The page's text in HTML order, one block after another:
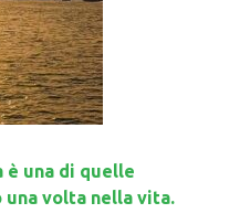
è una di quelle
una volta nella vita.